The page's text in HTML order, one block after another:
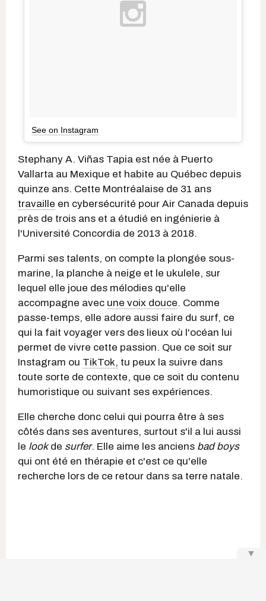
See on Instagram
Stephany A. Viñas Tapia est née à Puerto
Vallarta au Mexique et habite au Québec depuis
quinze ans. Cette Montréalaise de 31 ans
travaille en cybersécurité pour Air Canada depuis
près de trois ans et a étudié en ingénierie à
l'Université Concordia de 2013 à 2018.
Parmi ses talents, on compte la plongée sous-
marine, la planche à neige et le ukulele, sur
lequel elle joue des mélodies qu'elle
accompagne avec une voix douce. Comme
passe-temps, elle adore aussi faire du surf, ce
qui la fait voyager vers des lieux où l'océan lui
permet de vivre cette passion. Que ce soit sur
Instagram ou TikTok, tu peux la suivre dans
toute sorte de contexte, que ce soit du contenu
humoristique ou suivant ses expériences.
Elle cherche donc celui qui pourra être à ses
côtés dans ses aventures, surtout s'il a lui aussi
le lookde surfer. Elle aime les anciens bad boys
qui ont été en thérapie et c'est ce qu'elle
recherche lors de ce retour dans sa terre natale.
▼